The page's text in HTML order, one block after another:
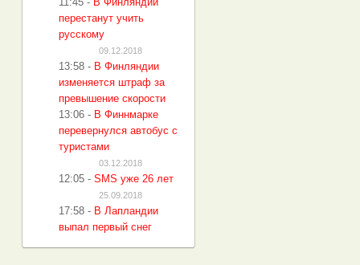
перестанут учить
русскому
09.12.2018
13:58 - В Финляндии
изменяется штраф за
превышение скорости
13:06 - В Финнмарке
перевернулся автобус с
туристами
03.12.2018
12:05 - SMS уже 26 лет
25.09.2018
17:58 - В Лапландии
выпал первый снег